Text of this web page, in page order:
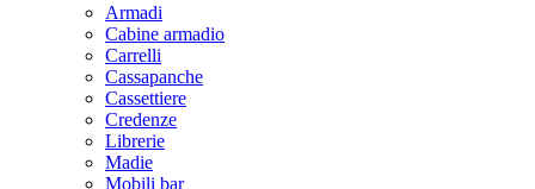
Armadi
Cabine armadio
Carrelli
Cassapanche
Cassettiere
Credenze
Librerie
Madie
Mobili bar